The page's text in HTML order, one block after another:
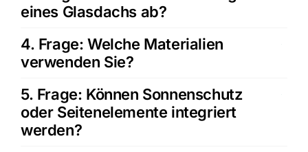
eines Glasdachs ab?
4. Frage: Welche Materialien
verwenden Sie?
5. Frage: Können Sonnenschutz
oder Seitenelemente integriert
werden?